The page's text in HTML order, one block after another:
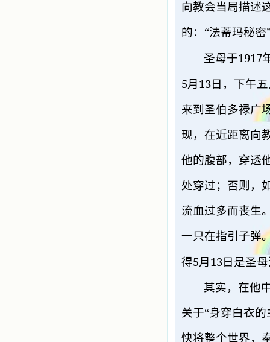
向教会当局描述
的： “法蒂玛秘密
圣母于1917
5月 13日，下午
来到圣伯多禄广
现，在近距离向
他的腹部，穿透
处穿过；否则，
流血过多而丧生
一只在指引子弹
得5月 13日是圣
其实，在他
关于“身穿白衣
快将整个世界，